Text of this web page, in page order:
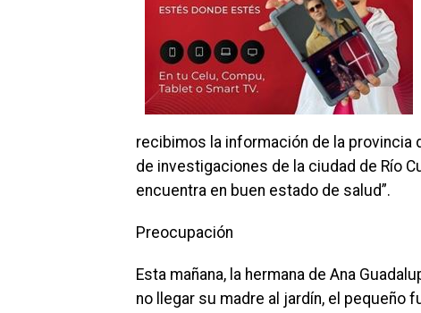
recibimos la información de la provincia
de investigaciones de la ciudad de Río
encuentra en buen estado de salud”.
Preocupación
Esta mañana, la hermana de Ana
no llegar su madre al jardín, el pequeño